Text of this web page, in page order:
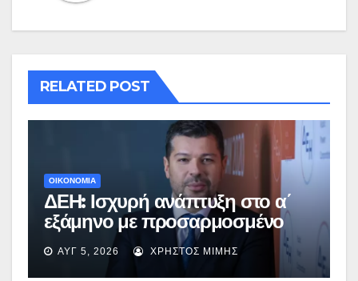
RELATED POST
ΟΙΚΟΝΟΜΙΑ
ΔΕΗ: Ισχυρή ανάπτυξη στο α΄
εξάμηνο με προσαρμοσμένο
EBITDA στα €1,2 δισ.
ΑΥΓ 5, 2026 ΧΡΉΣΤΟΣ ΜΊΜΗΣ